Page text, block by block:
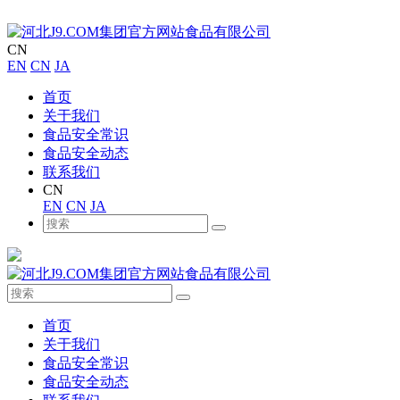
CN
EN CN JA
首页
关于我们
食品安全常识
食品安全动态
联系我们
CN
EN CN JA
首页
关于我们
食品安全常识
食品安全动态